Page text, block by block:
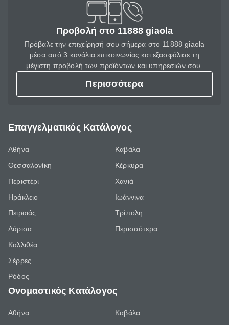
Προβολή στο 11888 giaola
Πρόβαλε την επιχείρησή σου σήμερα στο 11888 giaola
μέσα από 3 κανάλια επικοινωνίας και εξασφάλισε τη
μέγιστη προβολή των προϊόντων και υπηρεσιών σου.
Περισσότερα
Επαγγελματικός Κατάλογος
Αθήνα
Θεσσαλονίκη
Περιστέρι
Ηράκλειο
Πειραιάς
Λάρισα
Καλλιθέα
Σέρρες
Ρόδος
Καβάλα
Κέρκυρα
Χανιά
Ιωάννινα
Τρίπολη
Περισσότερα
Ονομαστικός Κατάλογος
Αθήνα
Καβάλα